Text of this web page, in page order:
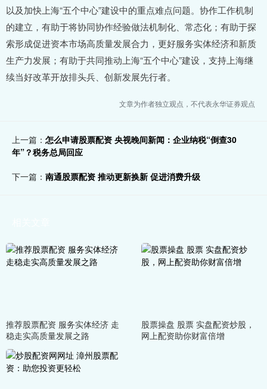
以及加快上海“五个中心”建设中的重点难点问题。协作工作机制
的建立，有助于将协同协作经验做法机制化、常态化；有助于探
索形成促进资本市场高质量发展合力，更好服务实体经济和新质
生产力发展；有助于共同推动上海“五个中心”建设，支持上海继
续当好改革开放排头兵、创新发展先行者。
文章为作者独立观点，不代表永华证券观点
上一篇： 怎么申请股票配资 央视晚间新闻：企业纳税“倒查30
年”？税务总局回应
下一篇： 南通股票配资 推动更新换新 促进消费升级
推荐股票配资 服务实体经济 走
稳走实高质量发展之路
股票操盘 股票 实盘配资炒股，
网上配资助你财富倍增